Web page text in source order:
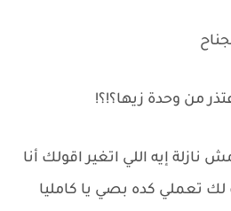
من وحدة زيها؟!؟!
إيه اللي اتغير اقولك أنا
تعملي كده بصي يا كامليا